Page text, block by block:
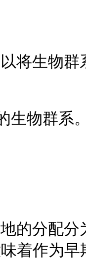
将生物
生物群系
的分配
着作为